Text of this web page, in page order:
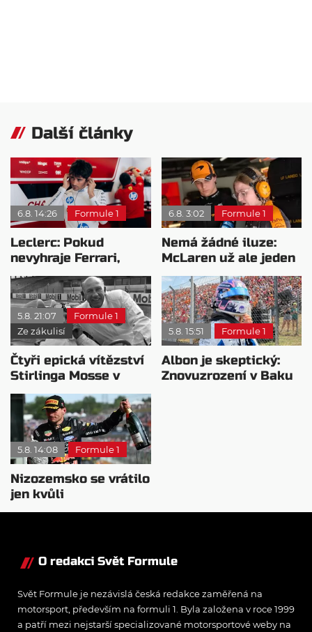
Další články
6.8. 14:26 Formule 1
Leclerc: Pokud
nevyhraje Ferrari,
přeji titul
Antonellimu
6.8. 3:02 Formule 1
Nemá žádné iluze:
McLaren už ale jeden
návrat ze dna dokázal
5.8. 21:07
Formule 1
Ze zákulisí
Čtyři epická vítězství
Stirlinga Mosse v
motorsportu
5.8. 15:51 Formule 1
Albon je skeptický:
Znovuzrození v Baku
5.8. 14:08 Formule 1
Nizozemsko se vrátilo
jen kvůli
Verstappenovi, říká
O redakci Svět Formule
Svět Formule je nezávislá česká redakce zaměřená na
motorsport, především na formuli 1. Byla založena v roce 1999
a patří mezi nejstarší specializované motorsportové weby na